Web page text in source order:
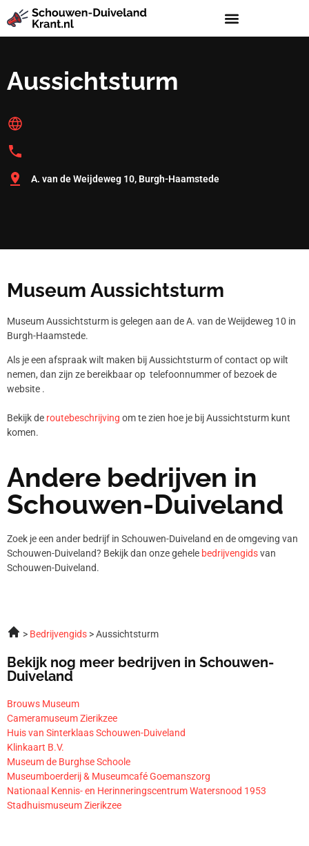
Aussichtsturm
A. van de Weijdeweg 10, Burgh-Haamstede
Museum Aussichtsturm
Museum Aussichtsturm is gelegen aan de A. van de Weijdeweg 10 in
Burgh-Haamstede.
Als je een afspraak wilt maken bij Aussichtsturm of contact op wilt
nemen, dan zijn ze bereikbaar op telefoonnummerof bezoek de
website .
Bekijk de routebeschrijving om te zien hoe je bij Aussichtsturm kunt
komen.
Andere bedrijven in
Schouwen-Duiveland
Zoek je een ander bedrijf in Schouwen-Duiveland en de omgeving van
Schouwen-Duiveland? Bekijk dan onze gehele bedrijvengidsvan
Schouwen-Duiveland.
Bedrijvengids Aussichtsturm
Bekijk nog meer bedrijven in Schouwen-
Duiveland
Brouws Museum
Cameramuseum Zierikzee
Huis van Sinterklaas Schouwen-Duiveland
Klinkaart B.V.
Museum de Burghse Schoole
Museumboerderij & Museumcafé Goemanszorg
Nationaal Kennis- en Herinneringscentrum Watersnood 1953
Stadhuismuseum Zierikzee